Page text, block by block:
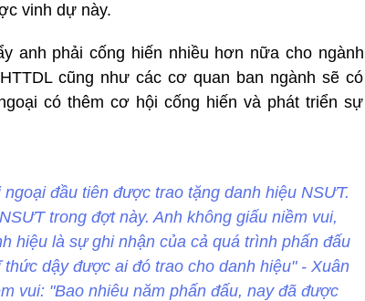
vinh dự này.
anh phải cống hiến nhiều hơn nữa cho ngành
cũng như các cơ quan ban ngành sẽ có
có thêm cơ hội cống hiến và phát triển sự
đầu tiên được trao tặng danh hiệu NSƯT.
trong đợt này. Anh không giấu niềm vui,
hiệu là sự ghi nhận của cả quá trình phấn đấu
dậy được ai đó trao cho danh hiệu" - Xuân
vui: "Bao nhiêu năm phấn đấu, nay đã được